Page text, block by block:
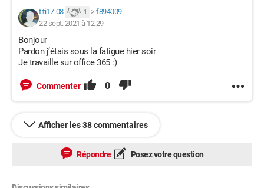
titi17-08 1 > f894009
22 sept. 2021 à 12:29
Bonjour
Pardon j’étais sous la fatigue hier soir
Je travaille sur office 365 :)
Commenter 0
Afficher les 38 commentaires
Répondre Posez votre question